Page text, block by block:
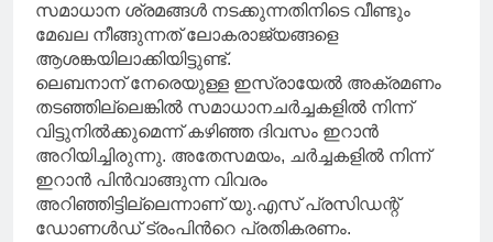
സമാധാന ശ്രമങ്ങൾ നടക്കുന്നതിനിടെ വീണ്ടും
മേഖല നീങ്ങുന്നത് ലോകരാജ്യങ്ങളെ
ആശങ്കയിലാക്കിയിട്ടുണ്ട്.
ലെബനാന് നേരെയുള്ള ഇസ്രായേൽ അക്രമണം
തടഞ്ഞില്ലെങ്കിൽ സമാധാനചർച്ചകളിൽ നിന്ന്
വിട്ടുനിൽക്കുമെന്ന് കഴിഞ്ഞ ദിവസം ഇറാൻ
അറിയിച്ചിരുന്നു. അതേസമയം, ചർച്ചകളിൽ നിന്ന്
ഇറാൻ പിൻവാങ്ങുന്ന വിവരം
അറിഞ്ഞിട്ടില്ലെന്നാണ് യു.എസ് പ്രസിഡന്റ്
ഡോണൾഡ് ട്രംപിന്‍റെ പ്രതികരണം.